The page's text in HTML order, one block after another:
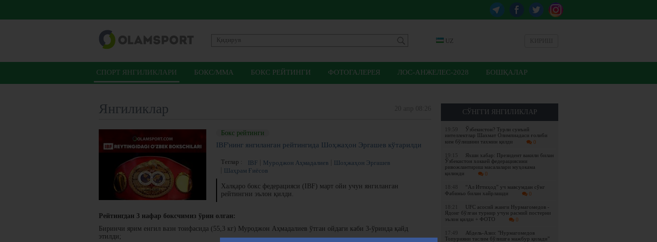
UZ
СПОРТ ЯНГИЛИКЛАРИ БОКС/ММА БОКС РЕЙТИНГИ ФОТОГАЛЕРЕЯ ЛОС-АНЖЕЛЕС-2028 БОШҚАЛАР
СЎНГГИ ЯНГИЛИКЛАР
19:59
Ўзбекистон? Турли сунъий
интеллектлар Шахмат Олимпиадаси ғолиби
ким бўлишини тахмин қилди
0
19:15
Яхши хабар: Президент вакили билан
Ўзбекистон хоккей федерациясини
ривожлантириш масалалари муҳокама
қилинди
0
18:48
“Ал Иттиҳод” уч мавсумдан сўнг
Фабиньо билан хайрлашди
0
18:21
UFC асосий жанги Нурмагомедов -
Ядонг бўлган турнир учун расмий постерни
эълон қилди + ФОТО
0
17:49
Абдель-Азиз: "Нурмагомедов
Топурияни таслим бўлишга мажбур қилади"
Янгиликлар
Бокс рейтинги
IBF'нинг янгиланган рейтингида Шоҳжаҳон Эргашев кўтарилди
Теглар : IBF Муроджон Аҳмадалиев
Шоҳжаҳон Эргашев
Шаҳрам Ғиёсов
Халқаро бокс федерацияси (IBF) март ойи учун янгиланган
рейтингни эълон қилди.
Рейтингдан 3 нафар боксчимиз ўрин олган:
Биринчи ярим енгил вазн тоифасида (55,3 кг) Муроджон Аҳмадалиев ўтган ойдаги каби 3-ўринда қайд
этилди;